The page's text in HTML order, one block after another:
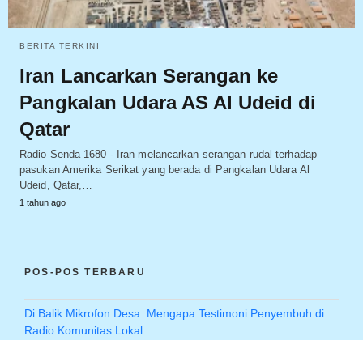
BERITA TERKINI
Iran Lancarkan Serangan ke
Pangkalan Udara AS Al Udeid di
Qatar
Radio Senda 1680 - Iran melancarkan serangan rudal terhadap
pasukan Amerika Serikat yang berada di Pangkalan Udara Al
Udeid, Qatar,…
1 tahun ago
POS-POS TERBARU
Di Balik Mikrofon Desa: Mengapa Testimoni Penyembuh di
Radio Komunitas Lokal